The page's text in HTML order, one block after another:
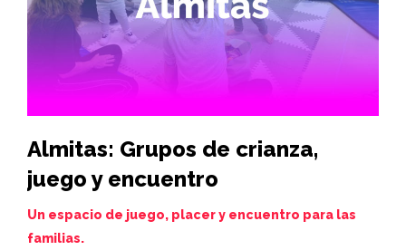
Almitas: Grupos de crianza,
juego y encuentro
Un espacio de juego, placer y encuentro para las
familias.